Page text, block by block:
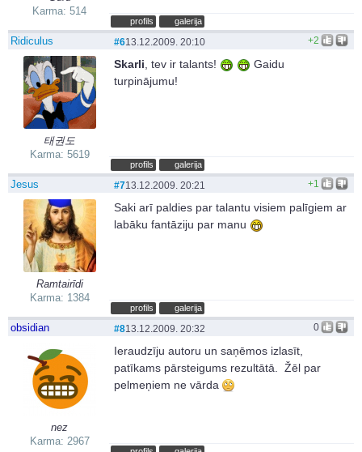
Karma: 514
profils galerija
Ridiculus
태권도
Karma: 5619
+2
#613.12.2009. 20:10
Skarli , tev ir talants!
Gaidu
turpinājumu!
profils galerija
Jesus
Ramtairīdi
Karma: 1384
+1
#713.12.2009. 20:21
Saki arī paldies par talantu visiem palīgiem ar
labāku fantāziju par manu
profils galerija
obsidian
nez
Karma: 2967
0
#813.12.2009. 20:32
Ieraudzīju autoru un saņēmos izlasīt,
patīkams pārsteigums rezultātā. Žēl par
pelmeņiem ne vārda